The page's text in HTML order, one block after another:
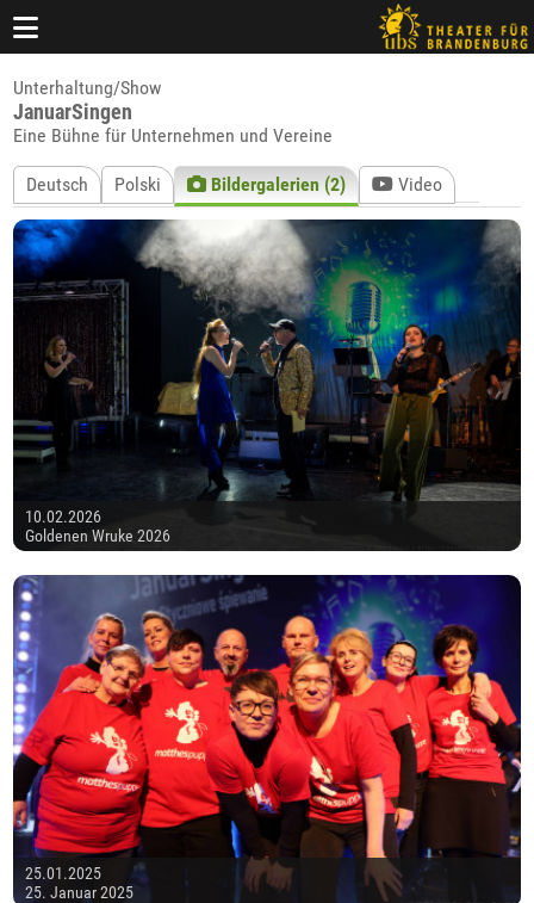
Unterhaltung/Show
JanuarSingen
Eine Bühne für Unternehmen und Vereine
Deutsch Polski Bildergalerien (2) Video
10.02.2026
Goldenen Wruke 2026
25.01.2025
25. Januar 2025